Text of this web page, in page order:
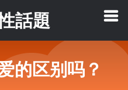
話題
的区别吗？